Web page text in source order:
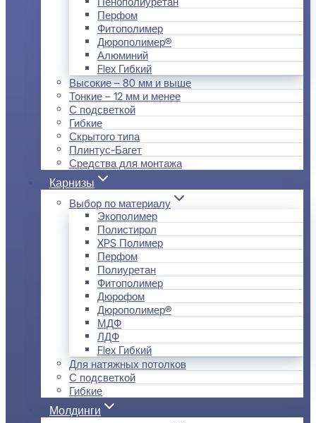
Перфом
Фитополимер
Дюрополимер®
Алюминий
Flex Гибкий
Высокие – 80 мм и выше
Тонкие – 12 мм и менее
С подсветкой
Гибкие
Скрытого типа
Плинтус-Багет
Средства для монтажа
Карнизы
Выбор по материалу
Экополимер
Полистирол
XPS Полимер
Перфом
Полиуретан
Фитополимер
Дюрофом
Дюрополимер®
МДФ
ЛДФ
Flex Гибкий
Для натяжных потолков
С подсветкой
Гибкие
Молдинги